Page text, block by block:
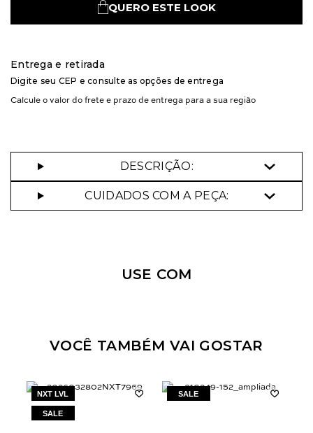
QUERO ESTE LOOK
Entrega e retirada
Digite seu CEP e consulte as opções de entrega
Calcule o valor do frete e prazo de entrega para a sua região
DESCRIÇÃO:
CUIDADOS COM A PEÇA:
USE COM
VOCÊ TAMBÉM VAI GOSTAR
NXT LVL